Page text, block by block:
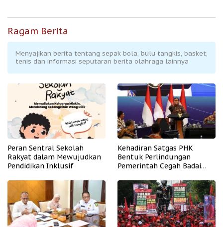
Ragam Berita
Menyajikan berita tentang sepak bola, bulu tangkis, basket,
tenis dan informasi seputaran berita olahraga lainnya
Peran Sentral Sekolah
Rakyat dalam Mewujudkan
Pendidikan Inklusif
Kehadiran Satgas PHK
Bentuk Perlindungan
Pemerintah Cegah Badai